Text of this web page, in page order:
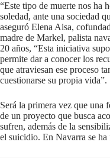
“Este tipo de muerte nos ha
soledad, ante una sociedad
aseguró Elena Aisa,
madre de Markel, palista
20 años, “Esta iniciativa
permite dar a conocer los
que atraviesan ese proceso
cuestionarse su propia vida”.
Será la primera vez que una
de un proyecto que busca
sufren, además de la
el suicidio. En Navarra se